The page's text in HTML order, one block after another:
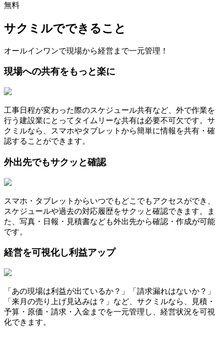
無料
サクミルでできること
オールインワンで現場から経営まで一元管理！
現場への共有をもっと楽に
工事日程が変わった際のスケジュール共有など、外で作業を
行う建設業にとってタイムリーな共有は必要不可欠です。サ
クミルなら、スマホやタブレットから簡単に情報を共有・確
認することができます。
外出先でもサクッと確認
スマホ・タブレットからいつでもどこでもアクセスができ、
スケジュールや過去の対応履歴をサクッと確認できます。ま
た、写真・日報・見積書なども外出先から確認・作成が可能
です。
経営を可視化し利益アップ
「あの現場は利益が出ているか？」「請求漏れはないか？」
「来月の売り上げ見込みは？」など、サクミルなら、見積・
予算・原価・請求・入金までを一元管理し、経営状況を可視
化できます。